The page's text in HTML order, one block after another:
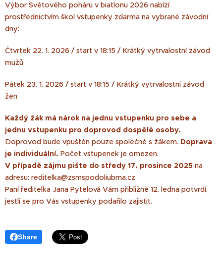
Výbor Světového poháru v biatlonu 2026 nabízí
prostřednictvím škol vstupenky zdarma na vybrané závodní
dny:
Čtvrtek 22. 1. 2026 / start v 18:15 / Krátký vytrvalostní závod
mužů
Pátek 23. 1. 2026 / start v 18:15 / Krátký vytrvalostní závod
žen
Každý žák má nárok na jednu vstupenku pro sebe a
jednu vstupenku pro doprovod dospělé osoby.
Doprovod bude vpuštěn pouze společně s žákem. Doprava
je individuální. Počet vstupenek je omezen.
V případě zájmu pište do středy 17. prosince 2025 na
adresu: reditelka@zsmspodoliubrna.cz
Paní ředitelka Jana Pytelová Vám přibližně 12. ledna potvrdí,
jestli se pro Vás vstupenky podařilo zajistit.
Share